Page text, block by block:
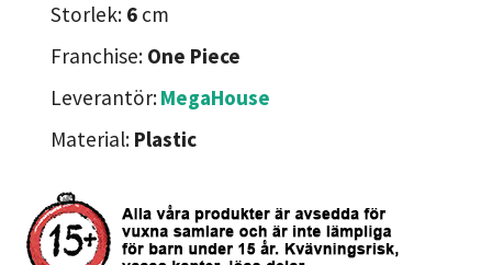
Storlek: 6 cm
Franchise: One Piece
Leverantör:MegaHouse
Material: Plastic